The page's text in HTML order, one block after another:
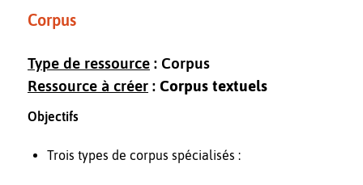
Corpus
Type de ressource : Corpus
Ressource à créer : Corpus textuels
Objectifs
Trois types de corpus spécialisés :